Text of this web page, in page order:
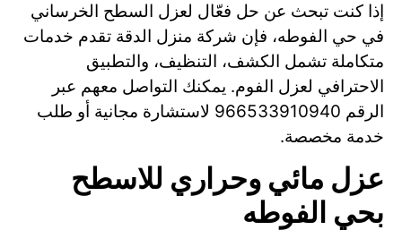
إذا كنت تبحث عن حل فعّال لعزل السطح الخرساني
في حي الفوطه، فإن شركة منزل الدقة تقدم خدمات
متكاملة تشمل الكشف، التنظيف، والتطبيق
الاحترافي لعزل الفوم. يمكنك التواصل معهم عبر
الرقم 966533910940 لاستشارة مجانية أو طلب
خدمة مخصصة.
عزل مائي وحراري للاسطح
بحي الفوطه